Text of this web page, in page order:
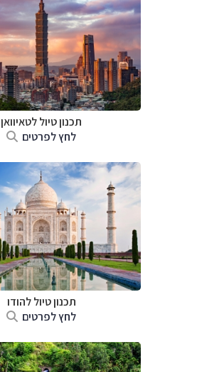
תכנון טיוללטאיוואן
לחץ לפרטים
תכנון טיוללהודו
לחץ לפרטים